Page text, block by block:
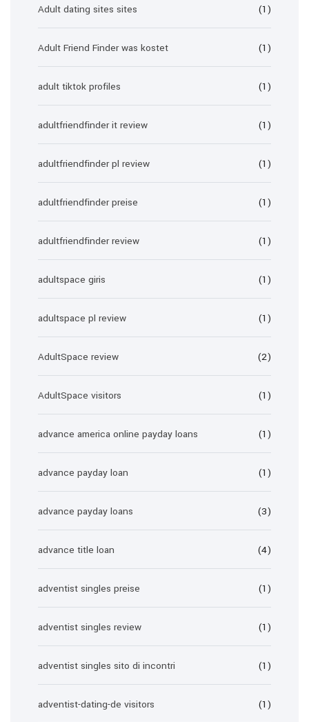
Adult dating sites sites (1)
Adult Friend Finder was kostet (1)
adult tiktok profiles (1)
adultfriendfinder it review (1)
adultfriendfinder pl review (1)
adultfriendfinder preise (1)
adultfriendfinder review (1)
adultspace giris (1)
adultspace pl review (1)
AdultSpace review (2)
AdultSpace visitors (1)
advance america online payday loans (1)
advance payday loan (1)
advance payday loans (3)
advance title loan (4)
adventist singles preise (1)
adventist singles review (1)
adventist singles sito di incontri (1)
adventist-dating-de visitors (1)